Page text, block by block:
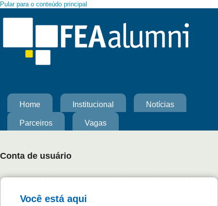
Pular para o conteúdo principal
Home Institucional Notícias
Parceiros Vagas
Conta de usuário
Você está aqui